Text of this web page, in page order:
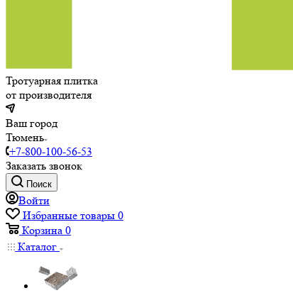
Тротуарная плитка
от производителя
Ваш город
Тюмень
+7-800-100-56-53
Заказать звонок
Поиск
Войти
Избранные товары 0
Корзина 0
Каталог